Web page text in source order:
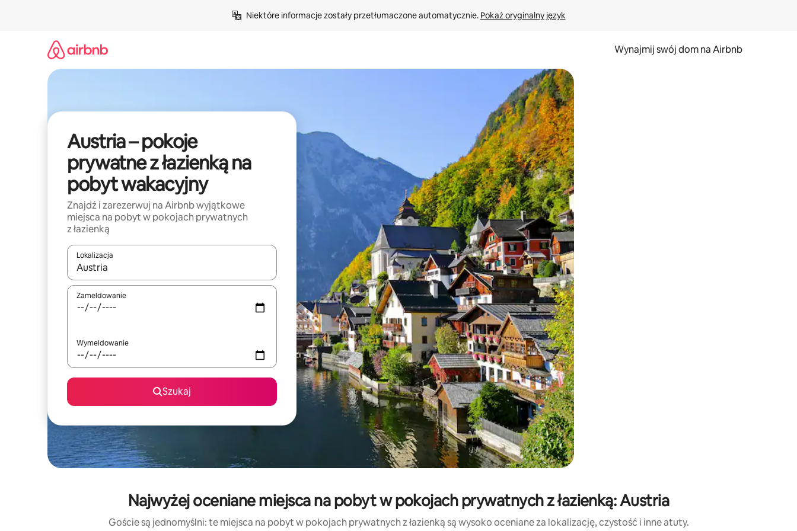
Niektóre informacje zostały przetłumaczone automatycznie. Pokaż oryginalny język
Wynajmij swój dom na Airbnb
Austria – pokoje
prywatne z łazienką na
pobyt wakacyjny
Znajdź i zarezerwuj na Airbnb wyjątkowe
miejsca na pobyt w pokojach prywatnych
z łazienką
Lokalizacja
Gdy wyniki będą dostępne, możesz poruszać się po nich za pomocą klawiszy strzałek w górę i w dół lub przeglądać je za pomocą gestów dotykowych lub przesuwania.
Zameldowanie
Wymeldowanie
Szukaj
Najwyżej oceniane miejsca na pobyt w pokojach prywatnych z łazienką: Austria
Goście są jednomyślni: te miejsca na pobyt w pokojach prywatnych z łazienką są wysoko oceniane za lokalizację, czystość i inne atuty.